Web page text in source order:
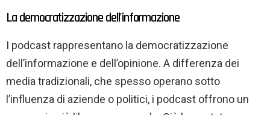
La democratizzazione dell'informazione
I podcast rappresentano la democratizzazione
dell’informazione e dell’opinione. A differenza dei
media tradizionali, che spesso operano sotto
l’influenza di aziende o politici, i podcast offrono un